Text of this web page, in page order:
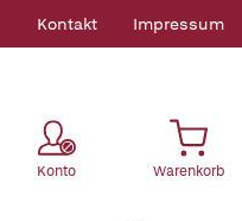
Kontakt Impressum
Konto Warenkorb